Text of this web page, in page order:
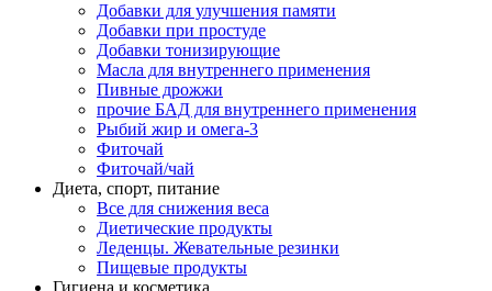
Добавки для улучшения памяти
Добавки при простуде
Добавки тонизирующие
Масла для внутреннего применения
Пивные дрожжи
прочие БАД для внутреннего применения
Рыбий жир и омега-3
Фиточай
Фиточай/чай
Диета, спорт, питание
Все для снижения веса
Диетические продукты
Леденцы. Жевательные резинки
Пищевые продукты
Гигиена и косметика